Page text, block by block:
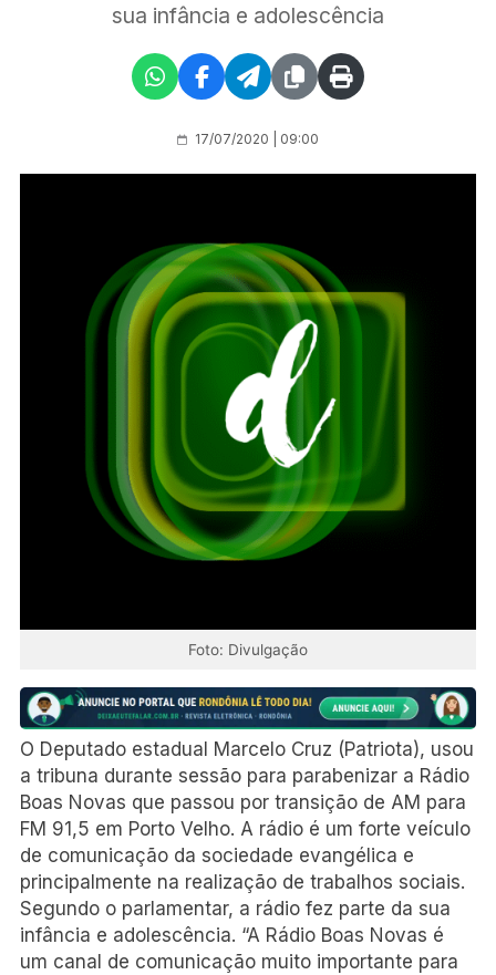
sua infância e adolescência
17/07/2020 | 09:00
Foto: Divulgação
O Deputado estadual Marcelo Cruz (Patriota), usou
a tribuna durante sessão para parabenizar a Rádio
Boas Novas que passou por transição de AM para
FM 91,5 em Porto Velho. A rádio é um forte veículo
de comunicação da sociedade evangélica e
principalmente na realização de trabalhos sociais.
Segundo o parlamentar, a rádio fez parte da sua
infância e adolescência. “A Rádio Boas Novas é
um canal de comunicação muito importante para